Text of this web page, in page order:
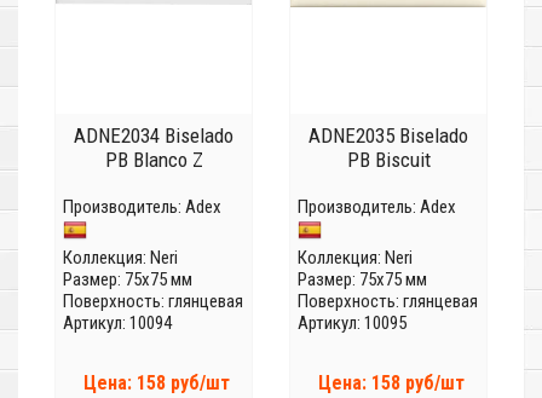
ADNE2034 Biselado
PB Blanco Z
Производитель: Adex
Коллекция: Neri
Размер: 75x75 мм
Поверхность: глянцевая
Артикул: 10094
Цена: 158 руб/шт
ADNE2035 Biselado
PB Biscuit
Производитель: Adex
Коллекция: Neri
Размер: 75x75 мм
Поверхность: глянцевая
Артикул: 10095
Цена: 158 руб/шт